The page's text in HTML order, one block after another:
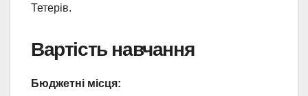
Тетерів.
Вартість навчання
Бюджетні місця: